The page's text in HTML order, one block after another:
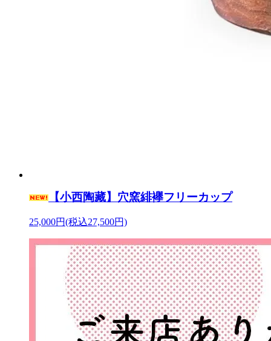
【小西陶藏】穴窯緋襷フリーカップ
25,000円(税込27,500円)